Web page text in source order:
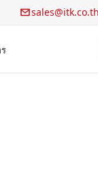
sales@itk.co.th